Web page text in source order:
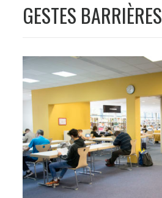
GESTES BARRIÈRES